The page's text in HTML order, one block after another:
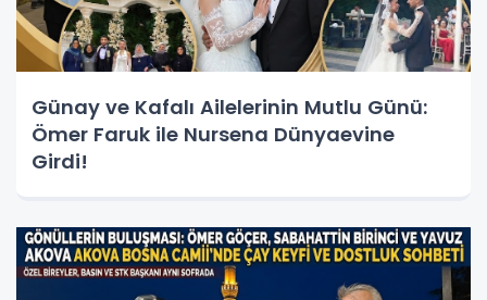
Günay ve Kafalı Ailelerinin Mutlu Günü:
Ömer Faruk ile Nursena Dünyaevine
Girdi!